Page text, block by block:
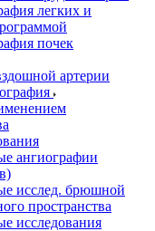
легких и
почек
артерии
ангиографии
исслед. брюшной
пространства
исследования